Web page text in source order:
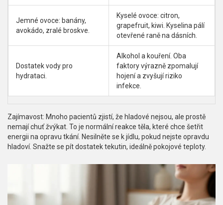
Jemné ovoce: banány,
avokádo, zralé broskve.
Kyselé ovoce: citron,
grapefruit, kiwi. Kyselina pálí
otevřené raně na dásních.
Dostatek vody pro
hydrataci.
Alkohol a kouření. Oba
faktory výrazně zpomalují
hojení a zvyšují riziko
infekce.
Zajímavost: Mnoho pacientů zjistí, že hladové nejsou, ale prostě
nemají chuť žvýkat. To je normální reakce těla, které chce šetřit
energii na opravu tkání. Nesilněte se k jídlu, pokud nejste opravdu
hladoví. Snažte se pít dostatek tekutin, ideálně pokojové teploty.